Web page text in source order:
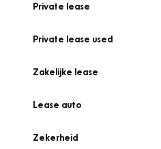
Private lease
Private lease used
Zakelijke lease
Lease auto
Zekerheid